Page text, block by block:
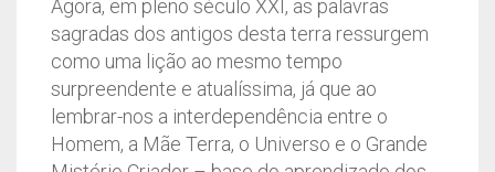
Agora, em pleno século XXI, as palavras
sagradas dos antigos desta terra ressurgem
como uma lição ao mesmo tempo
surpreendente e atualíssima, já que ao
lembrar-nos a interdependência entre o
Homem, a Mãe Terra, o Universo e o Grande